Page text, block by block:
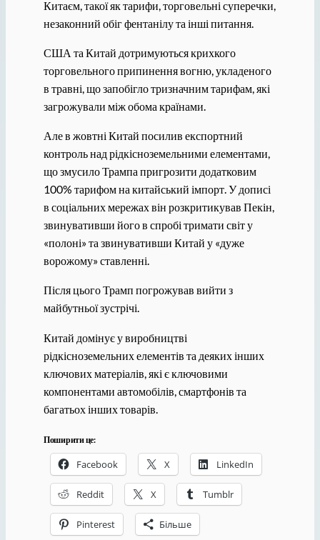
Китаєм, такої як тарифи, торговельні суперечки,
незаконний обіг фентанілу та інші питання.
США та Китай дотримуються крихкого
торговельного припинення вогню, укладеного
в травні, що запобігло тризначним тарифам, які
загрожували між обома країнами.
Але в жовтні Китай посилив експортний
контроль над рідкісноземельними елементами,
що змусило Трампа пригрозити додатковим
100% тарифом на китайський імпорт. У дописі
в соціальних мережах він розкритикував Пекін,
звинувативши його в спробі тримати світ у
«полоні» та звинувативши Китай у «дуже
ворожому» ставленні.
Після цього Трамп погрожував вийти з
майбутньої зустрічі.
Китай домінує у виробництві
рідкісноземельних елементів та деяких інших
ключових матеріалів, які є ключовими
компонентами автомобілів, смартфонів та
багатьох інших товарів.
Поширити це:
Facebook X LinkedIn
Reddit X Tumblr
Pinterest Більше